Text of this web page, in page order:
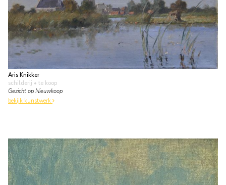
Aris Knikker
schilderij • te koop
Gezicht op Nieuwkoop
bekijk kunstwerk